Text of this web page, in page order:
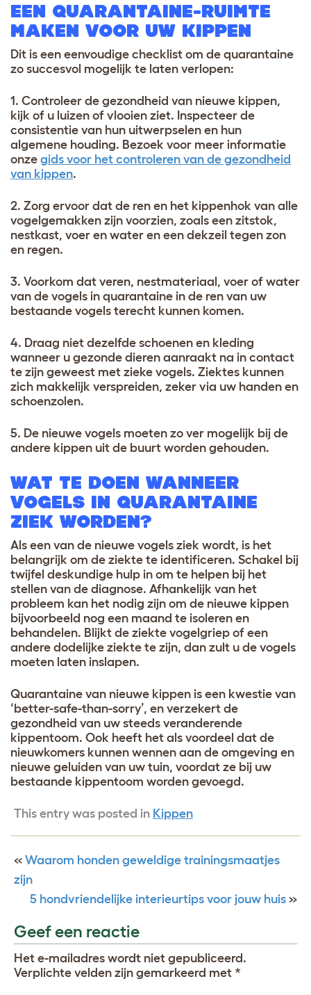
EEN QUARANTAINE-RUIMTE
MAKEN VOOR UW KIPPEN
Dit is een eenvoudige checklist om de quarantaine
zo succesvol mogelijk te laten verlopen:
1. Controleer de gezondheid van nieuwe kippen,
kijk of u luizen of vlooien ziet. Inspecteer de
consistentie van hun uitwerpselen en hun
algemene houding. Bezoek voor meer informatie
onze gids voor het controleren van de gezondheid
van kippen.
2. Zorg ervoor dat de ren en het kippenhok van alle
vogelgemakken zijn voorzien, zoals een zitstok,
nestkast, voer en water en een dekzeil tegen zon
en regen.
3. Voorkom dat veren, nestmateriaal, voer of water
van de vogels in quarantaine in de ren van uw
bestaande vogels terecht kunnen komen.
4. Draag niet dezelfde schoenen en kleding
wanneer u gezonde dieren aanraakt na in contact
te zijn geweest met zieke vogels. Ziektes kunnen
zich makkelijk verspreiden, zeker via uw handen en
schoenzolen.
5. De nieuwe vogels moeten zo ver mogelijk bij de
andere kippen uit de buurt worden gehouden.
WAT TE DOEN WANNEER
VOGELS IN QUARANTAINE
ZIEK WORDEN?
Als een van de nieuwe vogels ziek wordt, is het
belangrijk om de ziekte te identificeren. Schakel bij
twijfel deskundige hulp in om te helpen bij het
stellen van de diagnose. Afhankelijk van het
probleem kan het nodig zijn om de nieuwe kippen
bijvoorbeeld nog een maand te isoleren en
behandelen. Blijkt de ziekte vogelgriep of een
andere dodelijke ziekte te zijn, dan zult u de vogels
moeten laten inslapen.
Quarantaine van nieuwe kippen is een kwestie van
‘better-safe-than-sorry’, en verzekert de
gezondheid van uw steeds veranderende
kippentoom. Ook heeft het als voordeel dat de
nieuwkomers kunnen wennen aan de omgeving en
nieuwe geluiden van uw tuin, voordat ze bij uw
bestaande kippentoom worden gevoegd.
This entry was posted in Kippen
« Waarom honden geweldige trainingsmaatjes
zijn
5 hondvriendelijke interieurtips voor jouw huis »
Geef een reactie
Het e-mailadres wordt niet gepubliceerd.
Verplichte velden zijn gemarkeerd met *